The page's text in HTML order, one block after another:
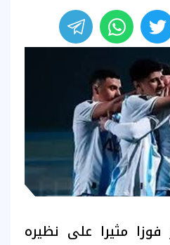
مثيرا على نظيره